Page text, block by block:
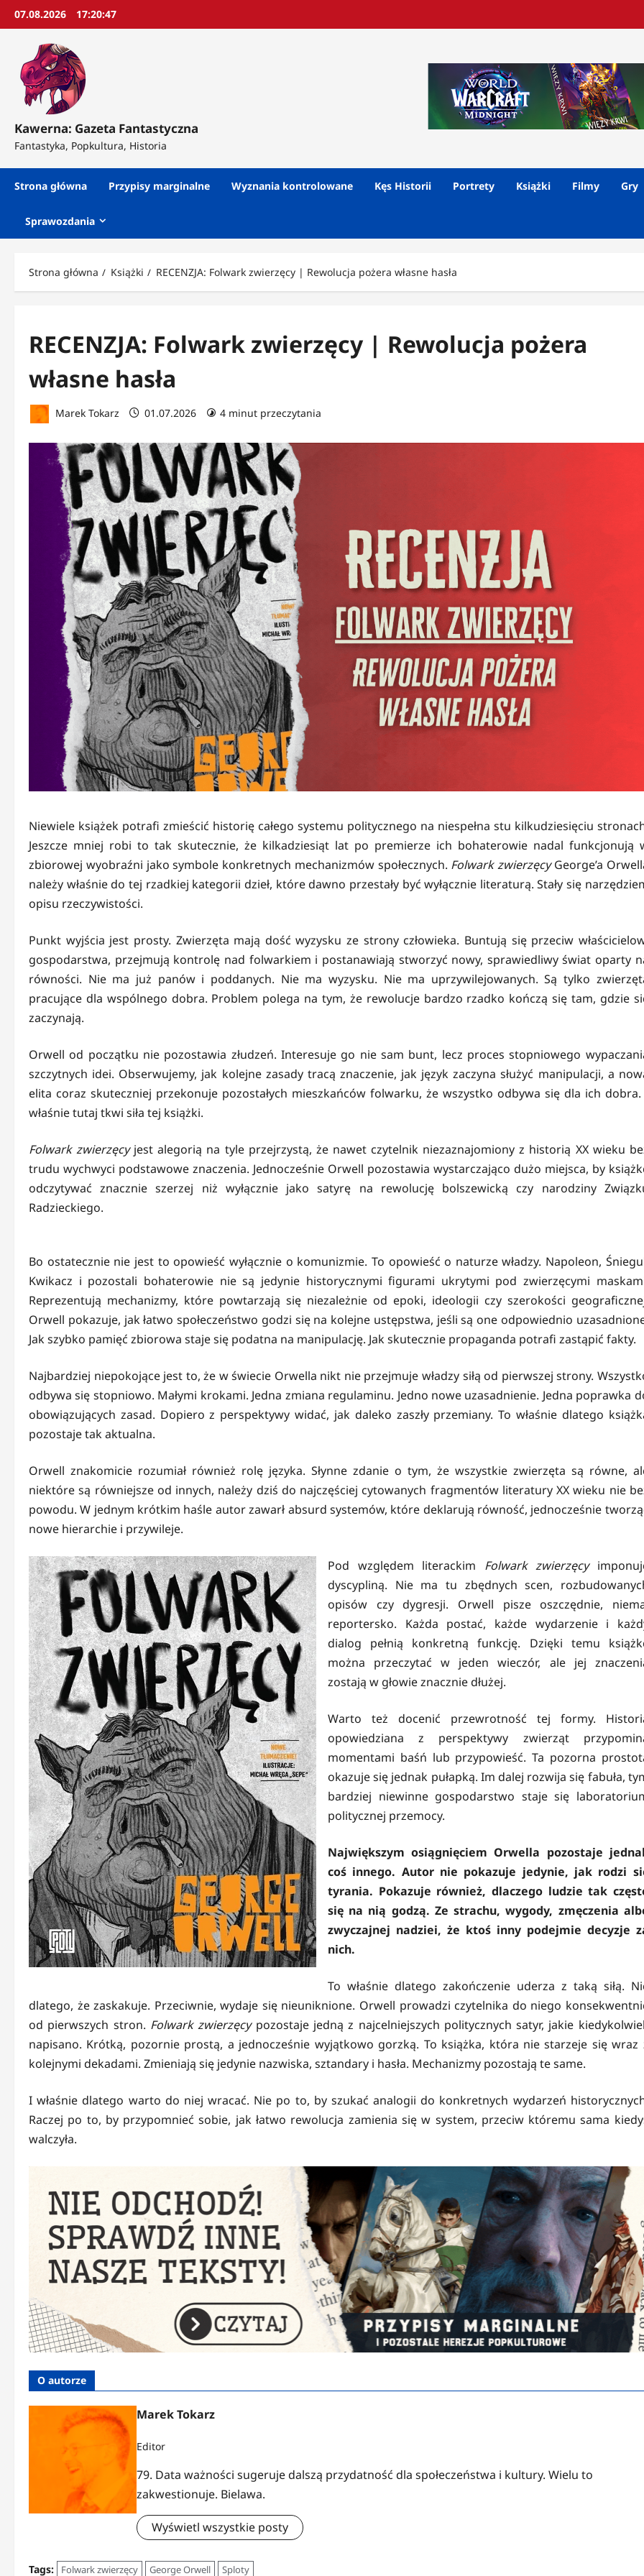
Przejdź
07.08.2026 17:20:49
Kawerna: Gazeta Fantastyczna
Fantastyka, Popkultura, Historia
Strona główna Przypisy marginalne Wyznania kontrolowane Kęs Historii Portrety Książki Filmy Gry
Sprawozdania
Strona główna Książki RECENZJA: Folwark zwierzęcy | Rewolucja pożera własne hasła
RECENZJA: Folwark zwierzęcy | Rewolucja pożera
własne hasła
Marek Tokarz 01.07.2026 4 minut przeczytania
Niewiele książek potrafi zmieścić historię całego systemu politycznego na niespełna stu kilkudziesięciu
Jeszcze mniej robi to tak skutecznie, że kilkadziesiąt lat po premierze ich bohaterowie nadal funkcjonują
zbiorowej wyobraźni jako symbole konkretnych mechanizmów społecznych. Folwark zwierzęcyGeorge’a
należy właśnie do tej rzadkiej kategorii dzieł, które dawno przestały być wyłącznie literaturą. Stały się
opisu rzeczywistości.
Punkt wyjścia jest prosty. Zwierzęta mają dość wyzysku ze strony człowieka. Buntują się przeciw
gospodarstwa, przejmują kontrolę nad folwarkiem i postanawiają stworzyć nowy, sprawiedliwy świat oparty
równości. Nie ma już panów i poddanych. Nie ma wyzysku. Nie ma uprzywilejowanych. Są tylko
pracujące dla wspólnego dobra. Problem polega na tym, że rewolucje bardzo rzadko kończą się tam, gdzie
zaczynają.
Orwell od początku nie pozostawia złudzeń. Interesuje go nie sam bunt, lecz proces stopniowego
szczytnych idei. Obserwujemy, jak kolejne zasady tracą znaczenie, jak język zaczyna służyć manipulacji, a
elita coraz skuteczniej przekonuje pozostałych mieszkańców folwarku, że wszystko odbywa się dla ich
właśnie tutaj tkwi siła tej książki.
Folwark zwierzęcyjest alegorią na tyle przejrzystą, że nawet czytelnik niezaznajomiony z historią XX wieku
trudu wychwyci podstawowe znaczenia. Jednocześnie Orwell pozostawia wystarczająco dużo miejsca, by
odczytywać znacznie szerzej niż wyłącznie jako satyrę na rewolucję bolszewicką czy narodziny
Radzieckiego.
Bo ostatecznie nie jest to opowieść wyłącznie o komunizmie. To opowieść o naturze władzy. Napoleon,
Kwikacz i pozostali bohaterowie nie są jedynie historycznymi figurami ukrytymi pod zwierzęcymi
Reprezentują mechanizmy, które powtarzają się niezależnie od epoki, ideologii czy szerokości
Orwell pokazuje, jak łatwo społeczeństwo godzi się na kolejne ustępstwa, jeśli są one odpowiednio
Jak szybko pamięć zbiorowa staje się podatna na manipulację. Jak skutecznie propaganda potrafi zastąpić fakty.
Najbardziej niepokojące jest to, że w świecie Orwella nikt nie przejmuje władzy siłą od pierwszej strony.
odbywa się stopniowo. Małymi krokami. Jedna zmiana regulaminu. Jedno nowe uzasadnienie. Jedna poprawka
obowiązujących zasad. Dopiero z perspektywy widać, jak daleko zaszły przemiany. To właśnie dlatego
pozostaje tak aktualna.
Orwell znakomicie rozumiał również rolę języka. Słynne zdanie o tym, że wszystkie zwierzęta są równe,
niektóre są równiejsze od innych, należy dziś do najczęściej cytowanych fragmentów literatury XX wieku nie
powodu. W jednym krótkim haśle autor zawarł absurd systemów, które deklarują równość, jednocześnie
nowe hierarchie i przywileje.
Pod względem literackim Folwark zwierzęcy
dyscypliną. Nie ma tu zbędnych scen,
opisów czy dygresji. Orwell pisze oszczędnie,
reportersko. Każda postać, każde wydarzenie i
dialog pełnią konkretną funkcję. Dzięki temu
można przeczytać w jeden wieczór, ale jej
zostają w głowie znacznie dłużej.
Warto też docenić przewrotność tej formy.
opowiedziana z perspektywy zwierząt
momentami baśń lub przypowieść. Ta pozorna
okazuje się jednak pułapką. Im dalej rozwija się fabuła,
bardziej niewinne gospodarstwo staje się
politycznej przemocy.
Największym osiągnięciem Orwella pozostaje
coś innego. Autor nie pokazuje jedynie, jak rodzi
tyrania. Pokazuje również, dlaczego ludzie tak
się na nią godzą. Ze strachu, wygody, zmęczenia
zwyczajnej nadziei, że ktoś inny podejmie decyzje
nich.
To właśnie dlatego zakończenie uderza z taką siłą.
dlatego, że zaskakuje. Przeciwnie, wydaje się nieuniknione. Orwell prowadzi czytelnika do niego
od pierwszych stron. Folwark zwierzęcypozostaje jedną z najcelniejszych politycznych satyr, jakie
napisano. Krótką, pozornie prostą, a jednocześnie wyjątkowo gorzką. To książka, która nie starzeje się wraz
kolejnymi dekadami. Zmieniają się jedynie nazwiska, sztandary i hasła. Mechanizmy pozostają te same.
I właśnie dlatego warto do niej wracać. Nie po to, by szukać analogii do konkretnych wydarzeń
Raczej po to, by przypomnieć sobie, jak łatwo rewolucja zamienia się w system, przeciw któremu sama
walczyła.
O autorze
Marek Tokarz
Editor
79. Data ważności sugeruje dalszą przydatność dla społeczeństwa i kultury. Wielu to
zakwestionuje. Bielawa.
Wyświetl wszystkie posty
Tags: Folwark zwierzęcy George Orwell Sploty